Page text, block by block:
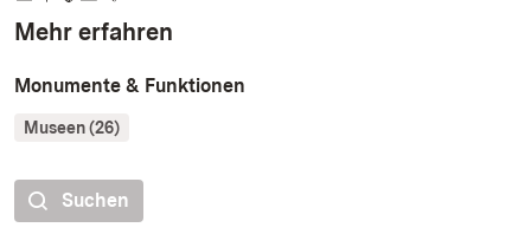
Mehr erfahren
Monumente & Funktionen
Museen (26)
Suchen